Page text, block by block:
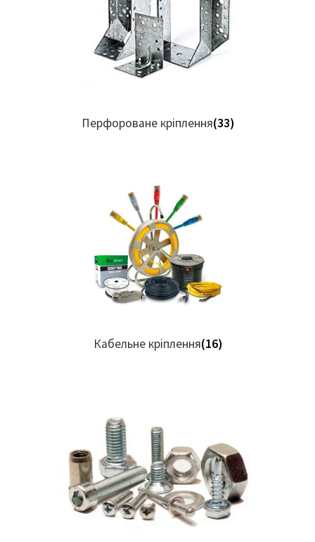
Перфороване кріплення(33)
Кабельне кріплення(16)